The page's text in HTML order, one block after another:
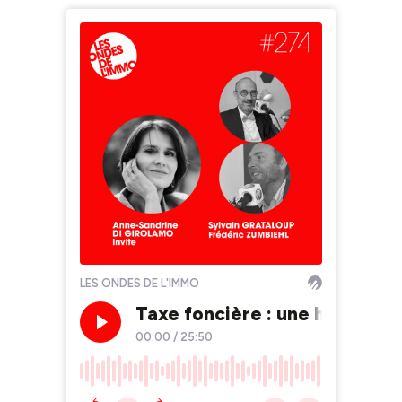
LES ONDES DE L'IMMO
Taxe foncière : une hausse
00:00 / 25:50